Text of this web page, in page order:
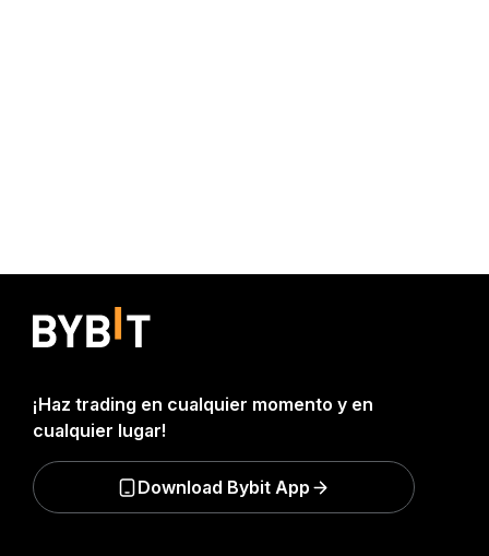
¡Haz trading en cualquier momento y en
cualquier lugar!
Download Bybit App